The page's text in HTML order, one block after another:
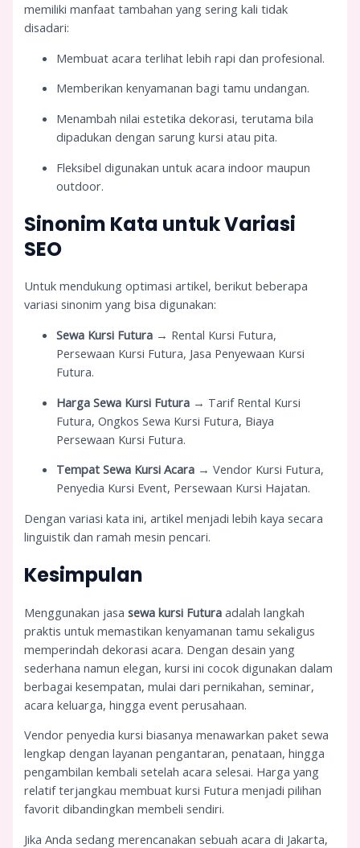
memiliki manfaat tambahan yang sering kali tidak
disadari:
Membuat acara terlihat lebih rapi dan profesional.
Memberikan kenyamanan bagi tamu undangan.
Menambah nilai estetika dekorasi, terutama bila
dipadukan dengan sarung kursi atau pita.
Fleksibel digunakan untuk acara indoor maupun
outdoor.
Sinonim Kata untuk Variasi
SEO
Untuk mendukung optimasi artikel, berikut beberapa
variasi sinonim yang bisa digunakan:
Sewa Kursi Futura → Rental Kursi Futura,
Persewaan Kursi Futura, Jasa Penyewaan Kursi
Futura.
Harga Sewa Kursi Futura → Tarif Rental Kursi
Futura, Ongkos Sewa Kursi Futura, Biaya
Persewaan Kursi Futura.
Tempat Sewa Kursi Acara → Vendor Kursi Futura,
Penyedia Kursi Event, Persewaan Kursi Hajatan.
Dengan variasi kata ini, artikel menjadi lebih kaya secara
linguistik dan ramah mesin pencari.
Kesimpulan
Menggunakan jasasewa kursi Futura adalah langkah
praktis untuk memastikan kenyamanan tamu sekaligus
memperindah dekorasi acara. Dengan desain yang
sederhana namun elegan, kursi ini cocok digunakan dalam
berbagai kesempatan, mulai dari pernikahan, seminar,
acara keluarga, hingga event perusahaan.
Vendor penyedia kursi biasanya menawarkan paket sewa
lengkap dengan layanan pengantaran, penataan, hingga
pengambilan kembali setelah acara selesai. Harga yang
relatif terjangkau membuat kursi Futura menjadi pilihan
favorit dibandingkan membeli sendiri.
Jika Anda sedang merencanakan sebuah acara di Jakarta,